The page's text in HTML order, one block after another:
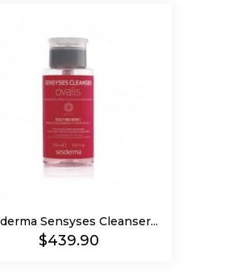
Sensyses Cleanser...
Precio
$439.90